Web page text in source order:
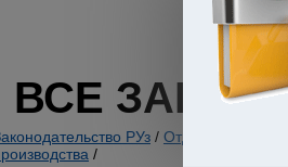
ВСЕ
РУз / Отдельные
/